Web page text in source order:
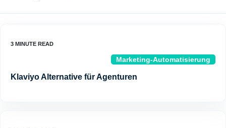
Marketing-Automatisierung
Klaviyo Alternative für Agenturen